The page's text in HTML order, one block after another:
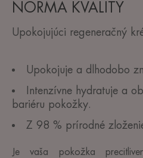
NORMA KVALITY
Upokojujúci regeneračný
Upokojuje a dlhodobo
Intenzívne hydratuje a
bariéru pokožky.
Z 98 % prírodné
Je vaša pokožka